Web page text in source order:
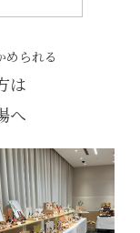
められる
は
へ